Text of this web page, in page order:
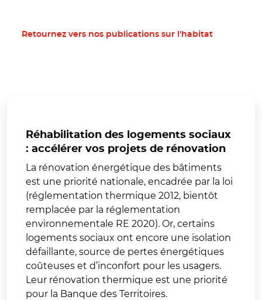
Retournez vers nos publications sur l'habitat
Réhabilitation des logements sociaux
: accélérer vos projets de rénovation
La rénovation énergétique des bâtiments
est une priorité nationale, encadrée par la loi
(réglementation thermique 2012, bientôt
remplacée par la réglementation
environnementale RE 2020). Or, certains
logements sociaux ont encore une isolation
défaillante, source de pertes énergétiques
coûteuses et d’inconfort pour les usagers.
Leur rénovation thermique est une priorité
pour la Banque des Territoires.